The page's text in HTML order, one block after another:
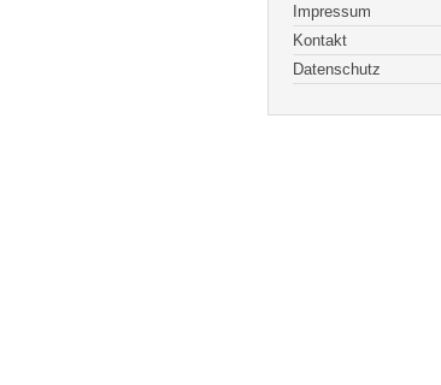
Impressum
Kontakt
Datenschutz